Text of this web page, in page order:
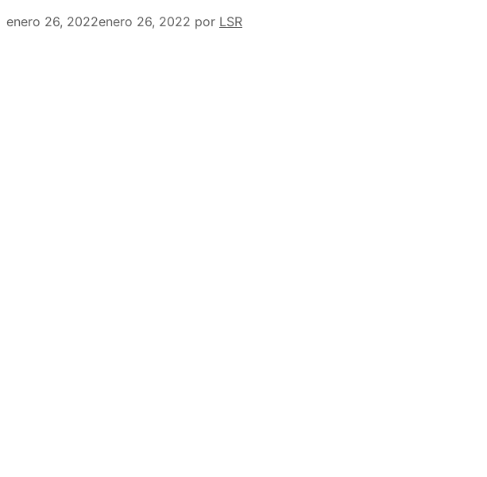
enero 26, 2022enero 26, 2022 por LSR